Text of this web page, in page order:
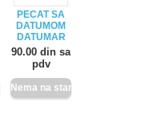
PECAT SA
DATUMOM
DATUMAR
90.00 din sa
pdv